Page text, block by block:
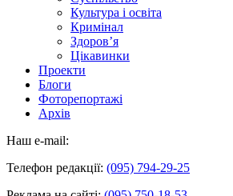
Культура і освіта
Кримінал
Здоров’я
Цікавинки
Проекти
Блоги
Фоторепортажі
Архів
Наш e-mail:
Телефон редакції: (095) 794-29-25